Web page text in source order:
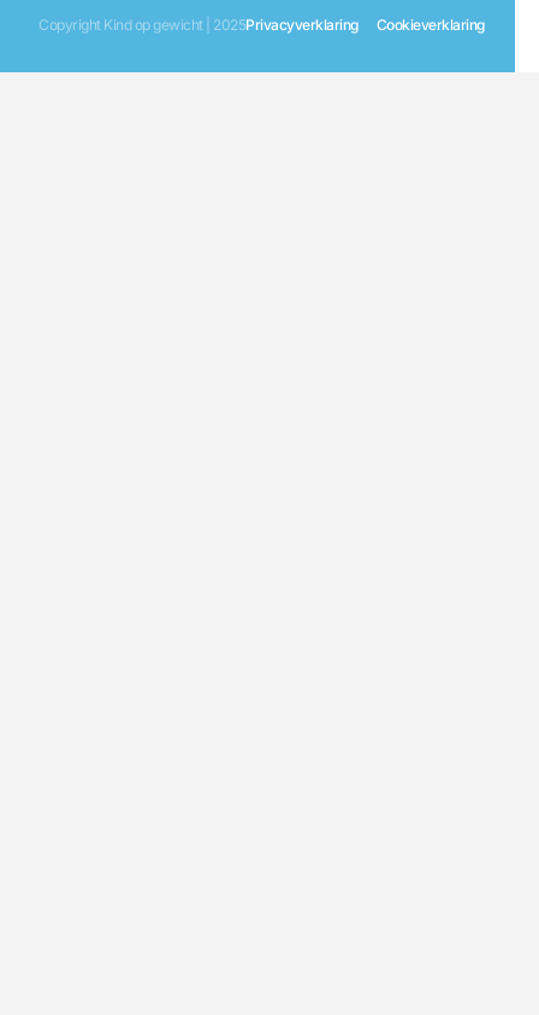
Copyright Kind op gewicht | 2025Privacyverklaring Cookieverklaring